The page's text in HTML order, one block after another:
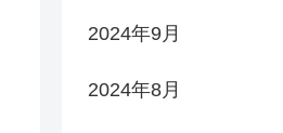
2024年9月
2024年8月